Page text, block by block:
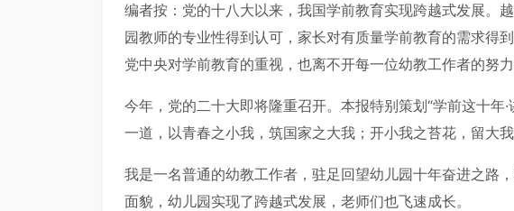
编者按：党的十八大以来，我国学前教育实现跨越式发展。
园教师的专业性得到认可，家长对有质量学前教育的需求得
党中央对学前教育的重视，也离不开每一位幼教工作者的努力
今年，党的二十大即将隆重召开。本报特别策划“学前这十年
一道，以青春之小我，筑国家之大我；开小我之苔花，留大我
我是一名普通的幼教工作者，驻足回望幼儿园十年奋进之路
面貌，幼儿园实现了跨越式发展，老师们也飞速成长。